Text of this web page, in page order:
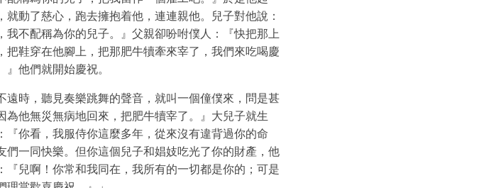
動了慈心，跑去擁抱着他，連連親他。兒子對他說：
我不配稱為你的兒子。』父親卻吩咐僕人：『快把那上
鞋穿在他腳上，把那肥牛犢牽來宰了，我們來吃喝慶
他們就開始慶祝。
遠時，聽見奏樂跳舞的聲音，就叫一個僮僕來，問是甚
他無災無病地回來，把肥牛犢宰了。』大兒子就生
你看，我服侍你這麼多年，從來沒有違背過你的命
一同快樂。但你這個兒子和娼妓吃光了你的財產，他
兒啊！你常和我同在，我所有的一切都是你的；可是